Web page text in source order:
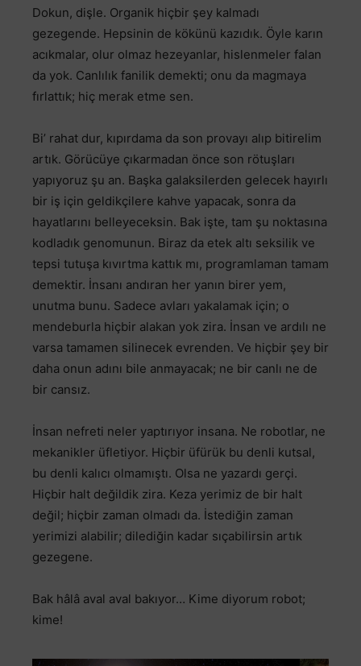
Dokun, dişle. Organik hiçbir şey kalmadı
gezegende. Hepsinin de kökünü kazıdık. Öyle karın
acıkmalar, olur olmaz hezeyanlar, hislenmeler falan
da yok. Canlılık fanilik demekti; onu da magmaya
fırlattık; hiç merak etme sen.
Bi’ rahat dur, kıpırdama da son provayı alıp bitirelim
artık. Görücüye çıkarmadan önce son rötuşları
yapıyoruz şu an. Başka galaksilerden gelecek hayırlı
bir iş için geldikçilere kahve yapacak, sonra da
hayatlarını belleyeceksin. Bak işte, tam şu noktasına
kodladık genomunun. Biraz da etek altı seksilik ve
tepsi tutuşa kıvırtma kattık mı, programlaman tamam
demektir. İnsanı andıran her yanın birer yem,
unutma bunu. Sadece avları yakalamak için; o
mendeburla hiçbir alakan yok zira. İnsan ve ardılı ne
varsa tamamen silinecek evrenden. Ve hiçbir şey bir
daha onun adını bile anmayacak; ne bir canlı ne de
bir cansız.
İnsan nefreti neler yaptırıyor insana. Ne robotlar, ne
mekanikler üfletiyor. Hiçbir üfürük bu denli kutsal,
bu denli kalıcı olmamıştı. Olsa ne yazardı gerçi.
Hiçbir halt değildik zira. Keza yerimiz de bir halt
değil; hiçbir zaman olmadı da. İstediğin zaman
yerimizi alabilir; dilediğin kadar sıçabilirsin artık
gezegene.
Bak hâlâ aval aval bakıyor… Kime diyorum robot;
kime!